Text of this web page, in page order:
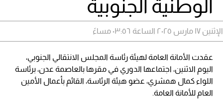
الوطنية الجنوبية
الإثنين ١٧ مارس ٢٠٢٥ الساعة ٠٣:٥٦ مساءً
عقدت الأمانة العامة لهيئة رئاسة المجلس الانتقالي الجنوبي،
اليوم الاثنين، اجتماعها الدوري في مقرها بالعاصمة عدن، برئاسة
اللواء كمال همشري، عضو هيئة الرئاسة، القائم بأعمال الأمين
العام للأمانة العامة.